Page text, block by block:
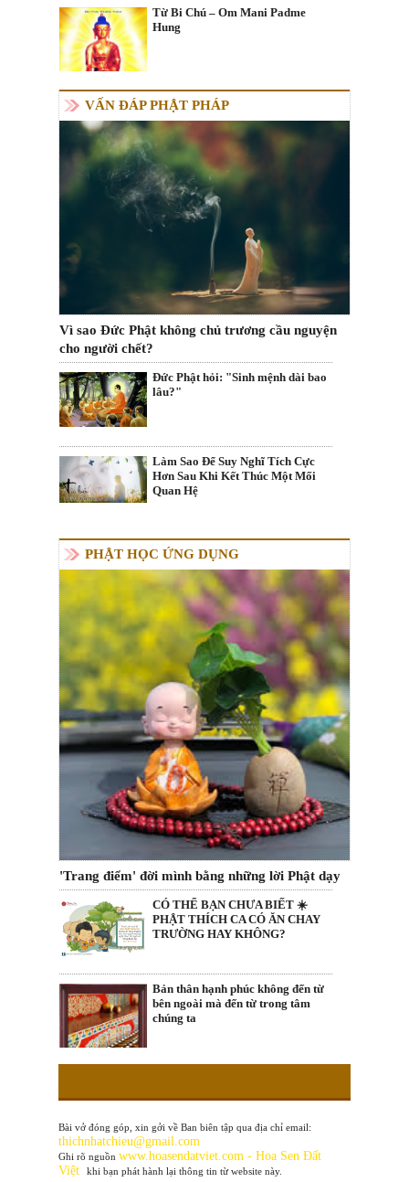
Từ Bi Chú – Om Mani Padme
Hung
VẤN ĐÁP PHẬT PHÁP
Vì sao Đức Phật không chủ trương cầu nguyện
cho người chết?
Đức Phật hỏi: "Sinh mệnh dài bao
lâu?"
Làm Sao Để Suy Nghĩ Tích Cực
Hơn Sau Khi Kết Thúc Một Mối
Quan Hệ
PHẬT HỌC ỨNG DỤNG
'Trang điểm' đời mình bằng những lời Phật dạy
CÓ THỂ BẠN CHƯA BIẾT ☀️
PHẬT THÍCH CA CÓ ĂN CHAY
TRƯỜNG HAY KHÔNG?
Bản thân hạnh phúc không đến từ
bên ngoài mà đến từ trong tâm
chúng ta
Bài vở đóng góp, xin gởi về Ban biên tập qua địa chỉ email:
thichnhatchieu@gmail.com
Ghi rõ nguồn www.hoasendatviet.com - Hoa Sen Đất
Việt
khi bạn phát hành lại thông tin từ website này.